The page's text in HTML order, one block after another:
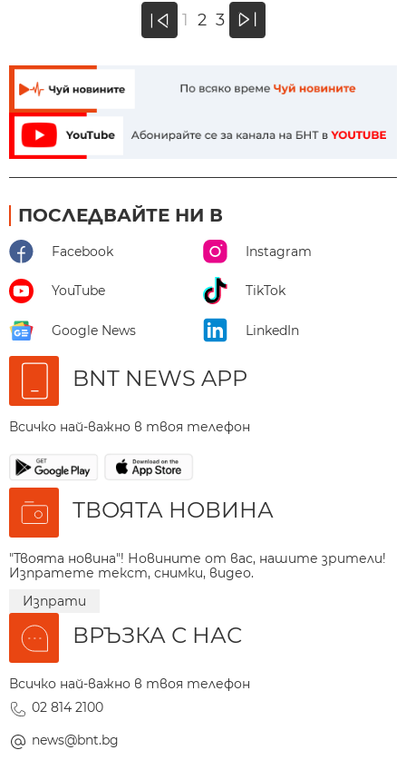
« 1 2 3 »
ПОСЛЕДВАЙТЕ НИ В
Facebook Instagram
YouTube TikTok
Google News LinkedIn
BNT NEWS APP
Всичко най-важно в твоя телефон
ТВОЯТА НОВИНА
"Твоята новина"! Новините от вас, нашите зрители!
Изпратете текст, снимки, видео.
Изпрати
ВРЪЗКА С НАС
Всичко най-важно в твоя телефон
02 814 2100
news@bnt.bg